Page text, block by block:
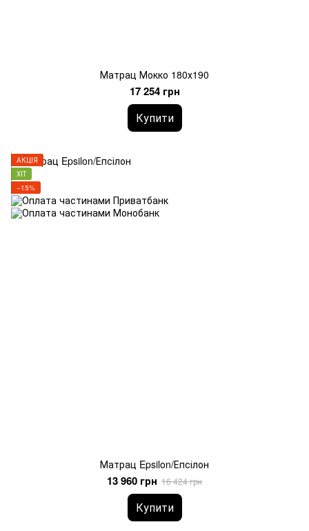
Матрац Мокко 180х190
17 254 грн
Купити
АКЦІЯ
ХІТ
−15%
Матрац Epsilon/Епсілон
13 960 грн 16 424 грн
Купити